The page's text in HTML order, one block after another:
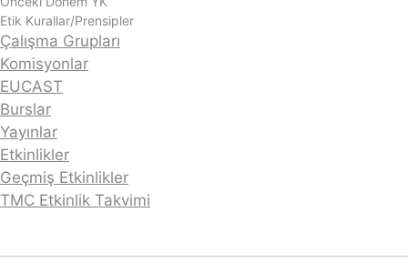
Etik Kurallar/Prensipler
Çalışma Grupları
Komisyonlar
EUCAST
Burslar
Yayınlar
Etkinlikler
Geçmiş Etkinlikler
TMC Etkinlik Takvimi